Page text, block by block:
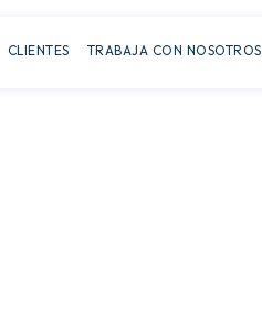
CLIENTES TRABAJA CON NOSOTROS